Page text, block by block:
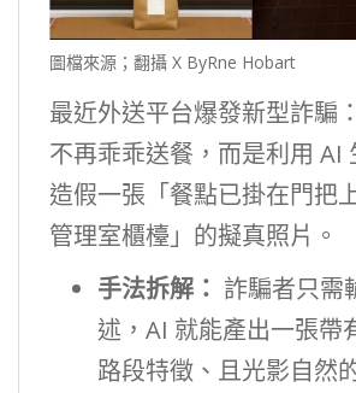
圖檔來源；翻攝 X ByRne Hobart
最近外送平台爆發新型詐騙
不再乖乖送餐，而是利用 AI
造假一張「餐點已掛在門把
管理室櫃檯」的擬真照片。
手法拆解： 詐騙者只需
述，AI 就能產出一張帶
路段特徵、且光影自然